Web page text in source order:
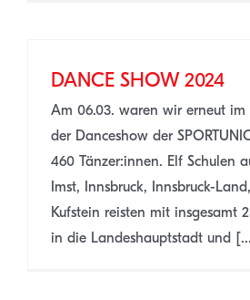
DANCE SHOW 2024
Am 06.03. waren wir erneut im
der Danceshow der
460 Tänzer:innen. Elf Schulen
Imst, Innsbruck, Innsbruck-
Kufstein reisten mit insgesamt
in die Landeshauptstadt und